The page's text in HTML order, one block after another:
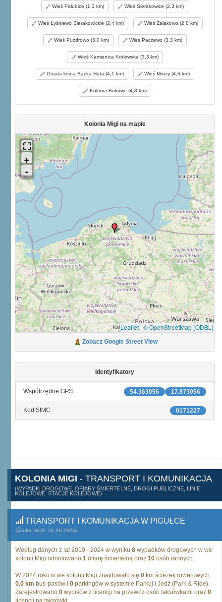
Wieś Pałubice (1,3 km) Wieś Sierakowice (2,3 km)
Wieś Łyśniewo Sierakowickie (2,4 km) Wieś Załakowo (2,8 km)
Wieś Puzdrowo (3,0 km) Wieś Paczewo (3,3 km)
Wieś Kamienica Królewska (3,3 km)
Osada leśna Bącka Huta (4,1 km) Wieś Mrozy (4,6 km)
Kolonia Bukowo (4,8 km)
Kolonia Migi na mapie
Leaflet | © OpenStreetMap (ODBL)
Zobacz Google Street View
Identyfikatory
17.873056
54.363056
Współrzędne GPS
0171227
Kod SIMC
KOLONIA MIGI - TRANSPORT I KOMUNIKACJA
(WYPADKI DROGOWE, OFIARY ŚMIERTELNE, DROGI PUBLICZNE, LINIE
KOLEJOWE, STACJE KOLEJOWE)
TRANSPORT I KOMUNIKACJA W PIGUŁCE
(Źródło: GUS, 31.XII.2024)
Według danych z lat 2010 - 2024 w wyniku 8 wypadków drogowych w we
kolonii Migi odnotowano 1 ofiarę śmiertelną oraz 10 osób rannych.
W 2024 roku w we kolonii Migi znajdowało się 0 km ścieżek rowerowych,
0,0 km bus-pasów i 0 parkingów w systemie Parkuj i Jedź (Park & Ride).
Zarejestrowano 0 wypisów z licencji na przewóz osób taksówkami oraz 0
licencji na taksówki.